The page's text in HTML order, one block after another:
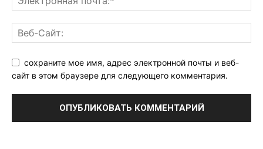
сохраните мое имя, адрес электронной почты и веб-
сайт в этом браузере для следующего комментария.